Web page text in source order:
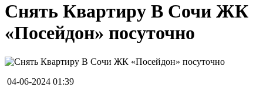
Снять Квартиру В Сочи ЖК
«Посейдон» посуточно
04-06-2024 01:39